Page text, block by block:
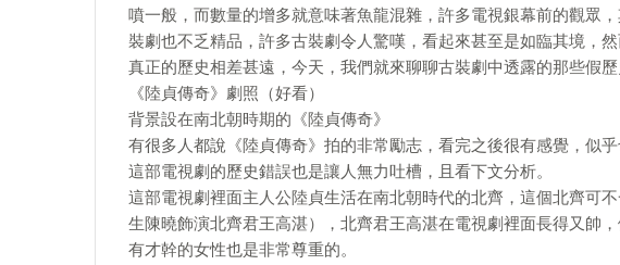
噴一般，而數量的增多就意味著魚龍混雜，許多電視銀幕前的觀眾
裝劇也不乏精品，許多古裝劇令人驚嘆，看起來甚至是如臨其境，
真正的歷史相差甚遠，今天，我們就來聊聊古裝劇中透露的那些假歷
《陸貞傳奇》劇照（好看）
背景設在南北朝時期的《陸貞傳奇》
有很多人都說《陸貞傳奇》拍的非常勵志，看完之後很有感覺，似
這部電視劇的歷史錯誤也是讓人無力吐槽，且看下文分析。
這部電視劇裡面主人公陸貞生活在南北朝時代的北齊，這個北齊可
生陳曉飾演北齊君王高湛），北齊君王高湛在電視劇裡面長得又帥
有才幹的女性也是非常尊重的。